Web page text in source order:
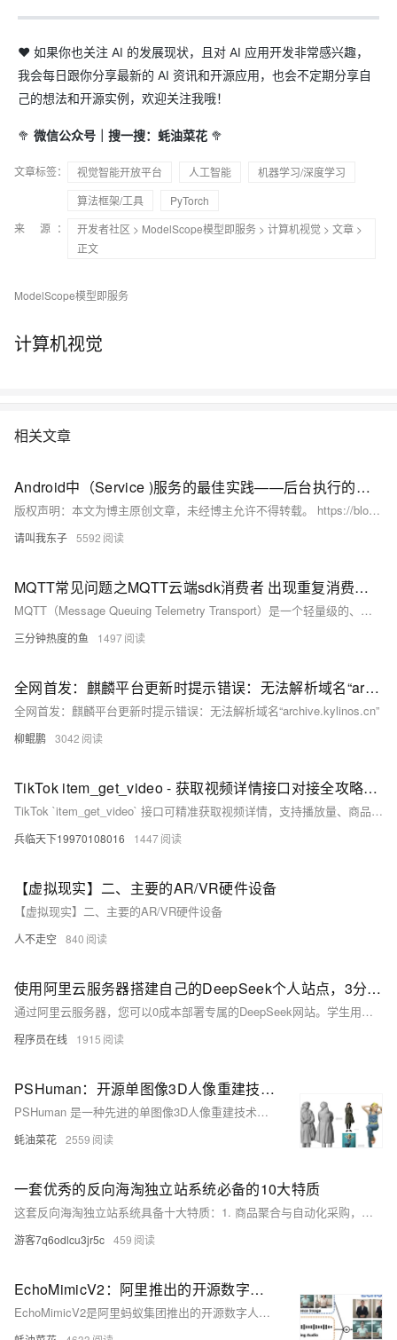
❤️ 如果你也关注 AI 的发展现状，且对 AI 应用开发非常感兴趣，
我会每日跟你分享最新的 AI 资讯和开源应用，也会不定期分享自
己的想法和开源实例，欢迎关注我哦！
🥦 微信公众号｜搜一搜：蚝油菜花 🥦
文章标签： 视觉智能开放平台 人工智能
机器学习/深度学习
算法框架/工具
PyTorch
来 源：
开发者社区 > ModelScope模型即服务 > 计算机视觉 > 文章 >
正文
ModelScope模型即服务
计算机视觉
相关文章
Android中（Service )服务的最佳实践——后台执行的定时任务
版权声明：本文为博主原创文章，未经博主允许不得转载。 https://blog.csdn.net/u010046908/article/details/47727367 Android中的定时任务一般有两种实现方式，一种是使用Java API里提供的Timer类，一种是使用Android的Alarm机制。
请叫我东子 5592
MQTT常见问题之MQTT云端sdk消费者 出现重复消费如何解决
MQTT（Message Queuing Telemetry Transport）是一个轻量级的、基于发布/订阅模式的消息协议，广泛用于物联网（IoT）中设备间的通信。以下是MQTT使用过程中可能遇到的一些常见问题及其答案的汇总：
三分钟热度的鱼 1497
全网首发：麒麟平台更新时提示错误：无法解析域名“archive.kylinos.cn”
全网首发：麒麟平台更新时提示错误：无法解析域名“archive.kylinos.cn”
柳鲲鹏 3042
TikTok item_get_video - 获取视频详情接口对接全攻略：从入门到精通
TikTok `item_get_video` 接口可精准获取视频详情，支持播放量、商品标签、BGM等字段，适用于跨境内容聚合、带货分析与品牌舆情监测。提供官方OAuth2.0与第三方key-secret两种接入方式，本文详解权限申请、签名认证、Python实操及生产优化，助力高效稳定对接。
兵临天下19970108016 1447
【虚拟现实】二、主要的AR/VR硬件设备
【虚拟现实】二、主要的AR/VR硬件设备
人不走空 840
使用阿里云服务器搭建自己的DeepSeek个人站点，3分钟尝鲜教程！
通过阿里云服务器，您可以0成本部署专属的DeepSeek网站。学生用户可领取300元代金券，实现免费部署；普通用户则可以选择99元/年的服务器方案。使用阿里云计算巢“DeepSeek个人站点-快速部署”服务，最快5分钟完成部署，无需编写代码。该服务集成了百炼API和Open WebUI，支持多种AI模型（如DeepSeek、Qwen-max、Llama等），并提供稳定、高性价比的个人专属AI网站体验。详情及教程请参考官方页面。
程序员在线 1915
PSHuman：开源单图像3D人像重建技术，一张照片就能生成3D人像模型
PSHuman 是一种先进的单图像3D人像重建技术，仅需一张照片即可生成高度逼真的3D模型，支持面部细节、全身姿态和纹理恢复，适用于影视、游戏、虚拟现实等多个领域。
蚝油菜花 2559
一套优秀的反向海淘独立站系统必备的10大特质
这套反向海淘独立站系统具备十大特质：1. 商品聚合与自动化采购，无缝对接国内电商平台；2. 多语言本地化体验，适应全球用户；3. 智能物流与清关，优化运输路径；4. 多币种支付保障资金安全；5. 合规与税务自动化处理；6. AI导购提升用户体验；7. 营销工具促进增长；8. 自动化售后与纠纷处理；9. 数据驱动运营决策；10. 微服务架构确保扩展性。成功案例如Superbuy和Panli展示了其高效性和市场竞争力。
游客7q6odlcu3jr5c 459
EchoMimicV2：阿里推出的开源数字人项目，能生成完整数字人半身动画
EchoMimicV2是阿里蚂蚁集团推出的开源数字人项目，能够生成完整的数字人半身动画。该项目基于参考图片、音频剪辑和手部姿势序列，通过音频-姿势动态协调策略生成高质量动画视频，确保音频内容与半身动作的一致性。EchoMimicV2不仅支持中文和英文驱动，还简化了动画生成过程中的复杂条件，适用于虚拟主播、在线教育、娱乐和游戏等多个应用场景。